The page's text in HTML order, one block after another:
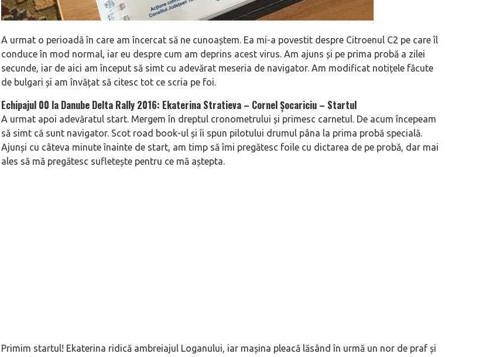
A urmat o perioadă în care am încercat să ne cunoaștem. Ea mi-a povestit despre Citroenul C2 pe care îl
conduce în mod normal, iar eu despre cum am deprins acest virus. Am ajuns și pe prima probă a zilei
secunde, iar de aici am început să simt cu adevărat meseria de navigator. Am modificat notițele făcute
de bulgari și am învățat să citesc tot ce scria pe foi.
Echipajul 00 la Danube Delta Rally 2016: Ekaterina Stratieva – Cornel Șocariciu – Startul
A urmat apoi adevăratul start. Mergem în dreptul cronometrului și primesc carnetul. De acum începeam
să simt că sunt navigator. Scot road book-ul și îi spun pilotului drumul pâna la prima probă specială.
Ajunși cu câteva minute înainte de start, am timp să îmi pregătesc foile cu dictarea de pe probă, dar mai
ales să mă pregătesc sufletește pentru ce mă aștepta.
Primim startul! Ekaterina ridică ambreiajul Loganului, iar mașina pleacă lăsând în urmă un nor de praf și